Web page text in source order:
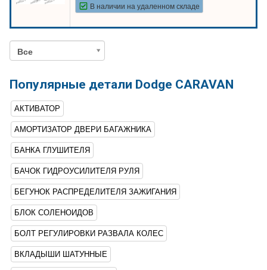
В наличии на удаленном складе
Все
Популярные детали Dodge CARAVAN
АКТИВАТОР
АМОРТИЗАТОР ДВЕРИ БАГАЖНИКА
БАНКА ГЛУШИТЕЛЯ
БАЧОК ГИДРОУСИЛИТЕЛЯ РУЛЯ
БЕГУНОК РАСПРЕДЕЛИТЕЛЯ ЗАЖИГАНИЯ
БЛОК СОЛЕНОИДОВ
БОЛТ РЕГУЛИРОВКИ РАЗВАЛА КОЛЕС
ВКЛАДЫШИ ШАТУННЫЕ